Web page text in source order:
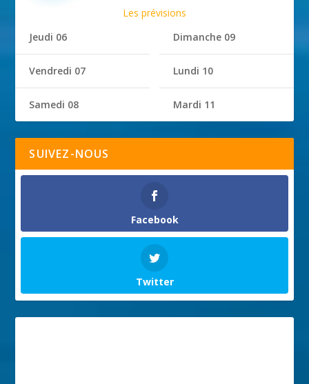
Les prévisions
Jeudi 06
Vendredi 07
Samedi 08
Dimanche 09
Lundi 10
Mardi 11
SUIVEZ-NOUS
Facebook
Twitter